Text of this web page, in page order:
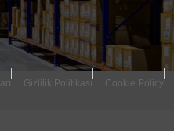
Gizlilik Politikası Cookie Policy